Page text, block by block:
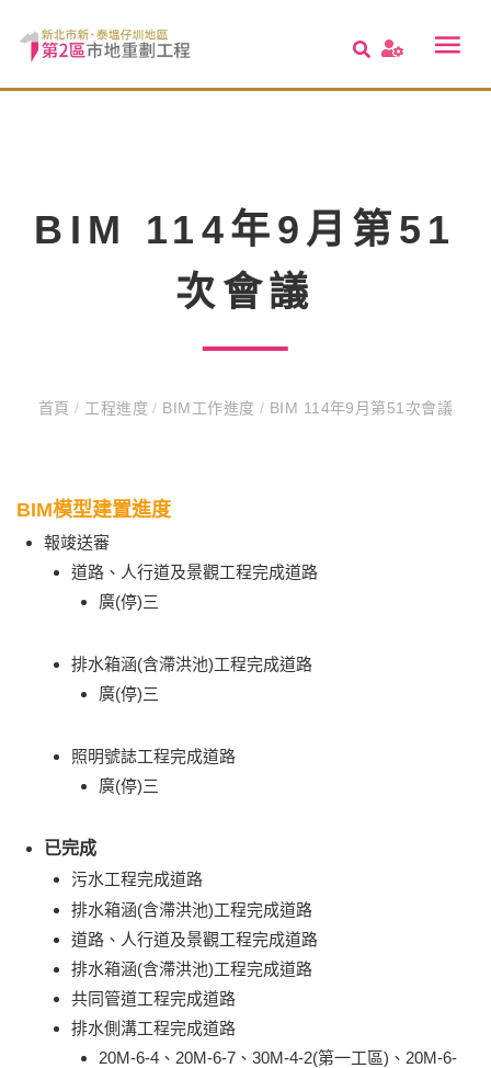
BIM 114年9月第51
次會議
首頁/ 工程進度/ BIM工作進度 / BIM 114年9月第51次會議
BIM模型建置進度
報竣送審
道路、人行道及景觀工程完成道路
廣(停)三
排水箱涵(含滯洪池)工程完成道路
廣(停)三
照明號誌工程完成道路
廣(停)三
已完成
污水工程完成道路
排水箱涵(含滯洪池)工程完成道路
道路、人行道及景觀工程完成道路
排水箱涵(含滯洪池)工程完成道路
共同管道工程完成道路
排水側溝工程完成道路
20M-6-4、20M-6-7、30M-4-2(第一工區)、20M-6-